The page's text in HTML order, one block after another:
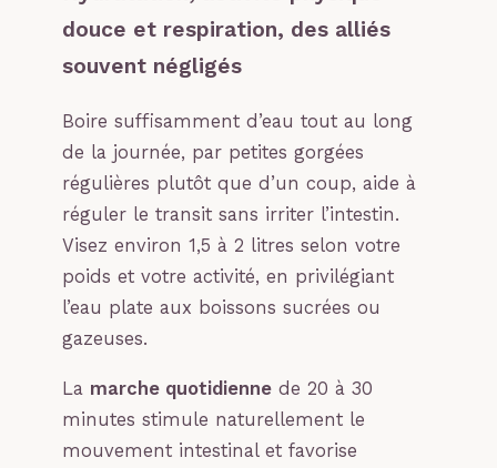
douce et respiration, des alliés
souvent négligés
Boire suffisamment d’eau tout au long
de la journée, par petites gorgées
régulières plutôt que d’un coup, aide à
réguler le transit sans irriter l’intestin.
Visez environ 1,5 à 2 litres selon votre
poids et votre activité, en privilégiant
l’eau plate aux boissons sucrées ou
gazeuses.
La marche quotidienne de 20 à 30
minutes stimule naturellement le
mouvement intestinal et favorise